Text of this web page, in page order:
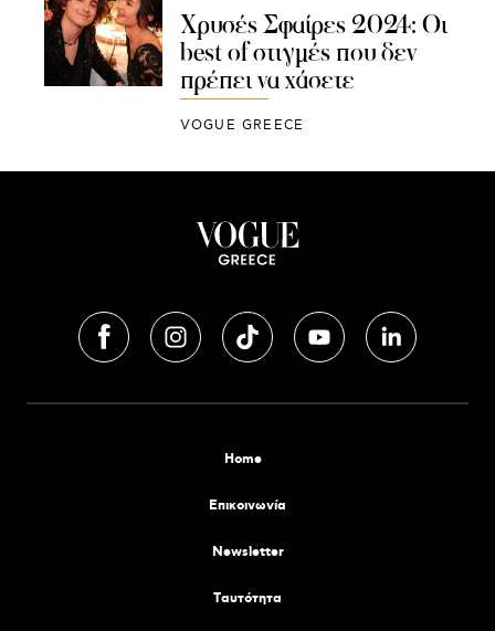
Χρυσές Σφαίρες 2024: Οι
best of στιγμές που δεν
πρέπει να χάσετε
VOGUE GREECE
Home
Επικοινωνία
Newsletter
Tαυτότητα